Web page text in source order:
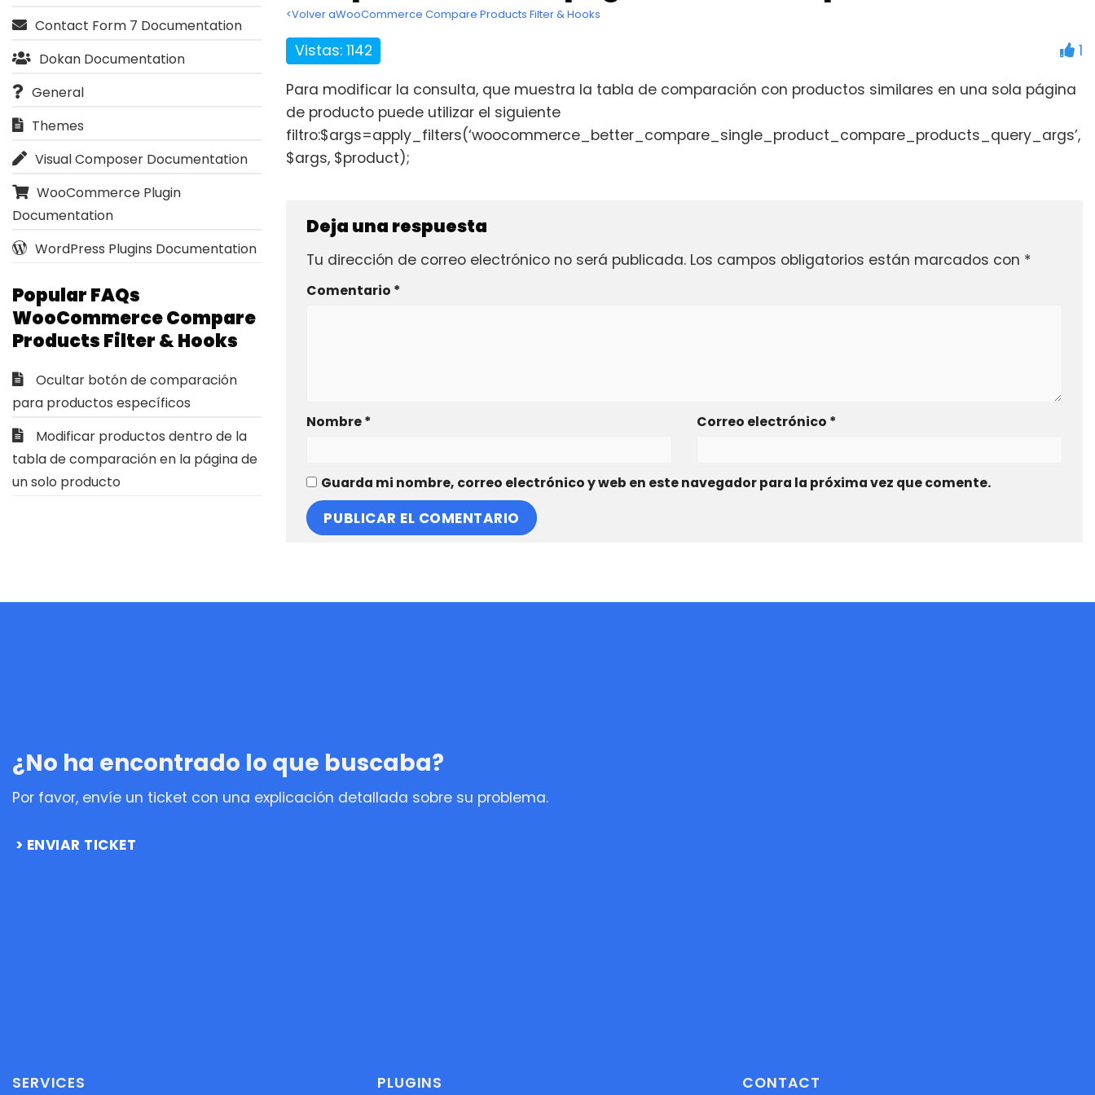
<Volver aWooCommerce Compare Products Filter & Hooks
Vistas: 1142 1
Para modificar la consulta, que muestra la tabla de comparación con productos similares en una sola página
de producto puede utilizar el siguiente
filtro:$args=apply_filters(‘woocommerce_better_compare_single_product_compare_products_query_args’,
$args, $product);
Deja una respuesta
Tu dirección de correo electrónico no será publicada. Los campos obligatorios están marcados con *
Comentario *
Nombre* Correo electrónico *
Guarda mi nombre, correo electrónico y web en este navegador para la próxima vez que comente.
Contact Form 7 Documentation
Dokan Documentation
General
Themes
Visual Composer Documentation
WooCommerce Plugin
Documentation
WordPress Plugins Documentation
Popular FAQs
WooCommerce Compare
Products Filter & Hooks
Ocultar botón de comparación
para productos específicos
Modificar productos dentro de la
tabla de comparación en la página de
un solo producto
¿No ha encontrado lo que buscaba?
Por favor, envíe un ticket con una explicación detallada sobre su problema.
ENVIAR TICKET
SERVICES PLUGINS CONTACT